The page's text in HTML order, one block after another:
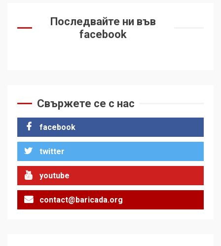
Последвайте ни във
facebook
Свържете се с нас
facebook
twitter
youtube
contact@baricada.org